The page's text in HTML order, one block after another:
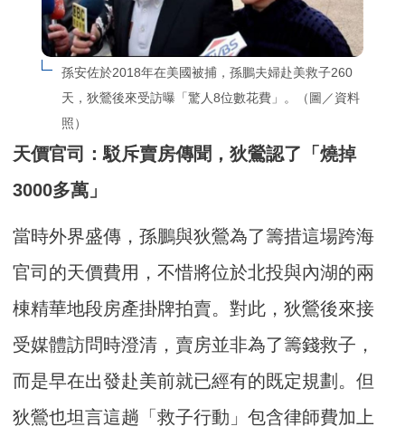
孫安佐於2018年在美國被捕，孫鵬夫婦赴美救子260
天，狄鶯後來受訪曝「驚人8位數花費」。（圖／資料
照）
天價官司：駁斥賣房傳聞，狄鶯認了「燒掉
3000多萬」
當時外界盛傳，孫鵬與狄鶯為了籌措這場跨海
官司的天價費用，不惜將位於北投與內湖的兩
棟精華地段房產掛牌拍賣。對此，狄鶯後來接
受媒體訪問時澄清，賣房並非為了籌錢救子，
而是早在出發赴美前就已經有的既定規劃。但
狄鶯也坦言這趟「救子行動」包含律師費加上